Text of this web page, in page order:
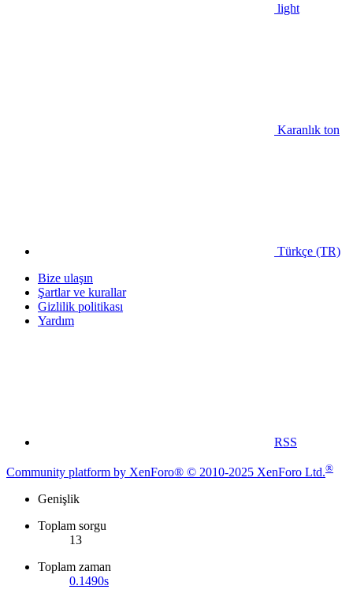
light
Karanlık ton
Türkçe (TR)
Bize ulaşın
Şartlar ve kurallar
Gizlilik politikası
Yardım
RSS
Community platform by XenForo® © 2010-2025 XenForo Ltd.®
Genişlik
Toplam sorgu
13
Toplam zaman
0.1490s